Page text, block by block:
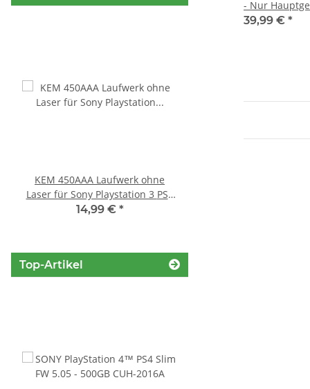
- Nur
kein Netzteil
39,99 € *
KEM 450AAA Laufwerk ohne
Laser für Sony Playstation 3 PS3
Slim gebraucht
14,99 € *
Top-Artikel